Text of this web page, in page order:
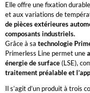
Elle offre une fixation
et aux variations de
de pièces extérieures
composants industriels.
Grâce à sa technologie
Primerless Line permet une
énergie de surface(LSE),
traitement préalable et
Il s’agit d’un produit à trois